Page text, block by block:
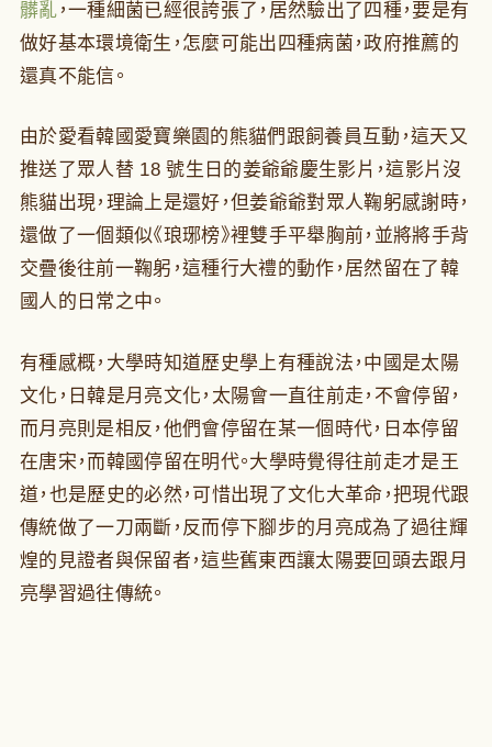
髒亂，一種細菌已經很誇張了，居然驗出了四種，要是有
做好基本環境衛生，怎麼可能出四種病菌，政府推薦的
還真不能信。
由於愛看韓國愛寶樂園的熊貓們跟飼養員互動，這天又
推送了眾人替 18 號生日的姜爺爺慶生影片，這影片沒
熊貓出現，理論上是還好，但姜爺爺對眾人鞠躬感謝時，
還做了一個類似《琅琊榜》裡雙手平舉胸前，並將將手背
交疊後往前一鞠躬，這種行大禮的動作，居然留在了韓
國人的日常之中。
有種感概，大學時知道歷史學上有種說法，中國是太陽
文化，日韓是月亮文化，太陽會一直往前走，不會停留，
而月亮則是相反，他們會停留在某一個時代，日本停留
在唐宋，而韓國停留在明代。大學時覺得往前走才是王
道，也是歷史的必然，可惜出現了文化大革命，把現代跟
傳統做了一刀兩斷，反而停下腳步的月亮成為了過往輝
煌的見證者與保留者，這些舊東西讓太陽要回頭去跟月
亮學習過往傳統。